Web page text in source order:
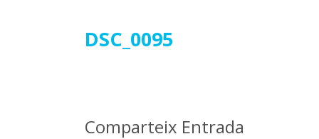
DSC_0095
Comparteix Entrada